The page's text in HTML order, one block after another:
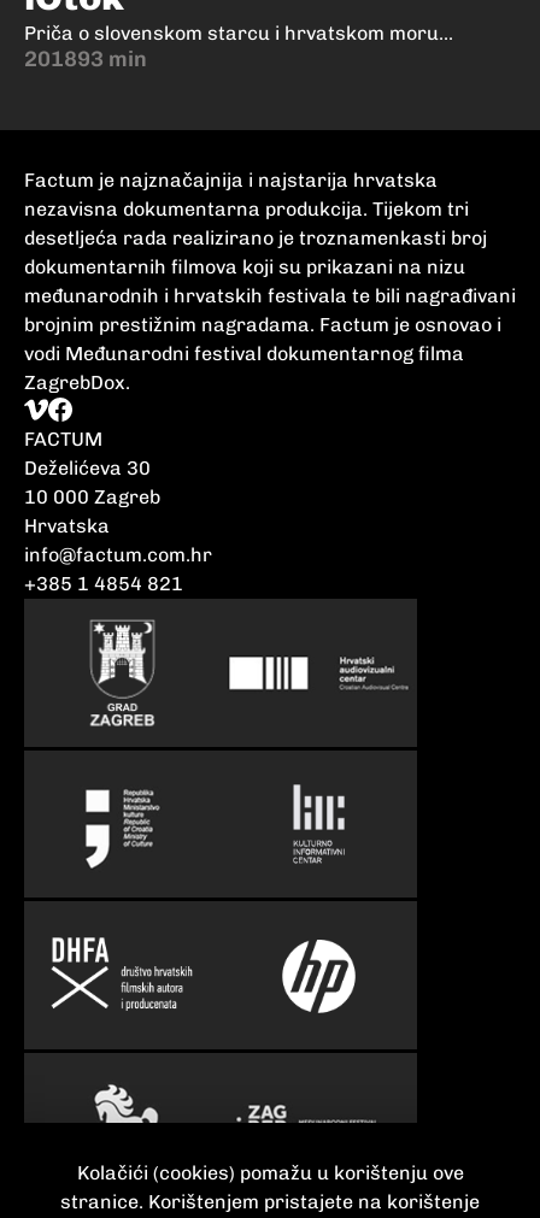
Kolačići (cookies) pomažu u korištenju ove
stranice. Korištenjem pristajete na korištenje
Priča o slovenskom starcu i hrvatskom moru...
201893 min
Factum je najznačajnija i najstarija hrvatska
nezavisna dokumentarna produkcija. Tijekom tri
desetljeća rada realizirano je troznamenkasti broj
dokumentarnih filmova koji su prikazani na nizu
međunarodnih i hrvatskih festivala te bili nagrađivani
brojnim prestižnim nagradama. Factum je osnovao i
vodi Međunarodni festival dokumentarnog filma
ZagrebDox.
FACTUM
Deželićeva 30
10 000 Zagreb
Hrvatska
info@factum.com.hr
+385 1 4854 821